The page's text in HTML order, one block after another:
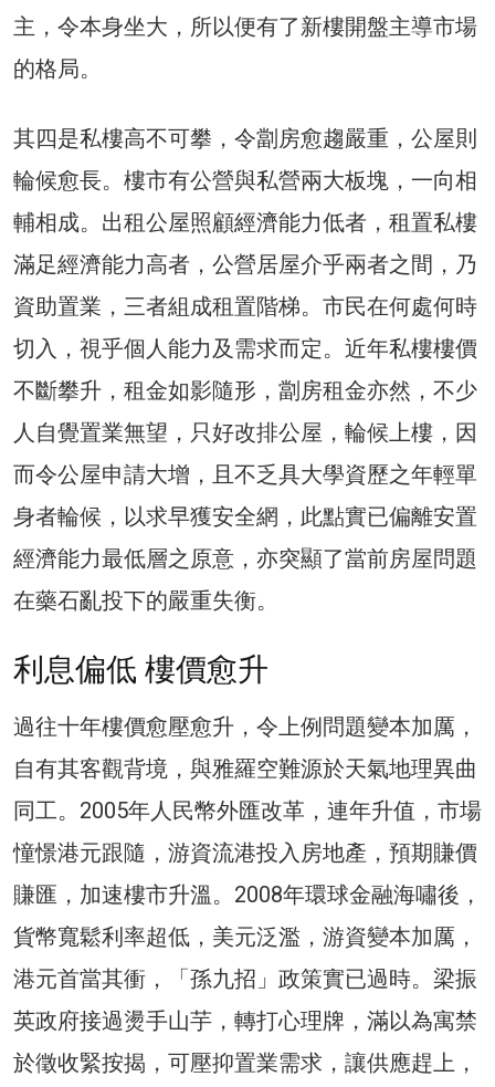
主，令本身坐大，所以便有了新樓開盤主導市場
的格局。
其四是私樓高不可攀，令劏房愈趨嚴重，公屋則
輪候愈長。樓市有公營與私營兩大板塊，一向相
輔相成。出租公屋照顧經濟能力低者，租置私樓
滿足經濟能力高者，公營居屋介乎兩者之間，乃
資助置業，三者組成租置階梯。市民在何處何時
切入，視乎個人能力及需求而定。近年私樓樓價
不斷攀升，租金如影隨形，劏房租金亦然，不少
人自覺置業無望，只好改排公屋，輪候上樓，因
而令公屋申請大增，且不乏具大學資歷之年輕單
身者輪候，以求早獲安全網，此點實已偏離安置
經濟能力最低層之原意，亦突顯了當前房屋問題
在藥石亂投下的嚴重失衡。
利息偏低 樓價愈升
過往十年樓價愈壓愈升，令上例問題變本加厲，
自有其客觀背境，與雅羅空難源於天氣地理異曲
同工。2005年人民幣外匯改革，連年升值，市場
憧憬港元跟隨，游資流港投入房地產，預期賺價
賺匯，加速樓市升溫。2008年環球金融海嘯後，
貨幣寬鬆利率超低，美元泛濫，游資變本加厲，
港元首當其衝，「孫九招」政策實已過時。梁振
英政府接過燙手山芋，轉打心理牌，滿以為寓禁
於徵收緊按揭，可壓抑置業需求，讓供應趕上，